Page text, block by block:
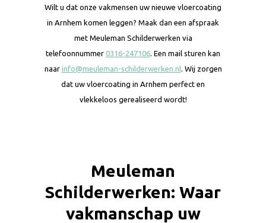
Wilt u dat onze vakmensen uw nieuwe vloercoating
in Arnhem komen leggen? Maak dan een afspraak
met Meuleman Schilderwerken via
telefoonnummer 0316-247106. Een mail sturen kan
naar info@meuleman-schilderwerken.nl. Wij zorgen
dat uw vloercoating in Arnhem perfect en
vlekkeloos gerealiseerd wordt!
Meuleman
Schilderwerken: Waar
vakmanschap uw